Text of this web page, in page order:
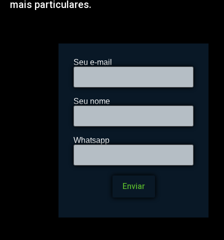
mais particulares.
Seu e-mail
Seu nome
Whatsapp